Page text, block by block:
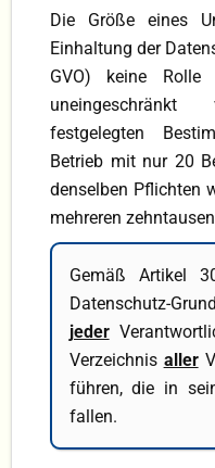
Die Größe eines
Einhaltung der
GVO) keine
festgelegten
Betrieb mit nur 20
denselben Pflichten
mehreren
Gemäß Artikel
Datenschutz-
jeder
Verzeichnis aller
führen, die in
fallen.